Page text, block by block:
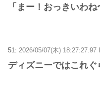
「まー！おっきいわね
51: 2026/05/07(木) 18:27:27.97
ディズニーではこれ